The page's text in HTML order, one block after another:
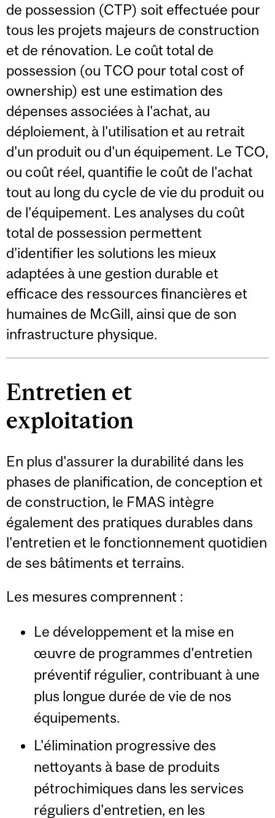
de possession (CTP) soit effectuée pour
tous les projets majeurs de construction
et de rénovation. Le coût total de
possession (ou TCO pour total cost of
ownership) est une estimation des
dépenses associées à l'achat, au
déploiement, à l'utilisation et au retrait
d'un produit ou d'un équipement. Le TCO,
ou coût réel, quantifie le coût de l'achat
tout au long du cycle de vie du produit ou
de l'équipement. Les analyses du coût
total de possession permettent
d'identifier les solutions les mieux
adaptées à une gestion durable et
efficace des ressources financières et
humaines de McGill, ainsi que de son
infrastructure physique.
Entretien et
exploitation
En plus d'assurer la durabilité dans les
phases de planification, de conception et
de construction, le FMAS intègre
également des pratiques durables dans
l'entretien et le fonctionnement quotidien
de ses bâtiments et terrains.
Les mesures comprennent :
Le développement et la mise en
œuvre de programmes d'entretien
préventif régulier, contribuant à une
plus longue durée de vie de nos
équipements.
L'élimination progressive des
nettoyants à base de produits
pétrochimiques dans les services
réguliers d'entretien, en les